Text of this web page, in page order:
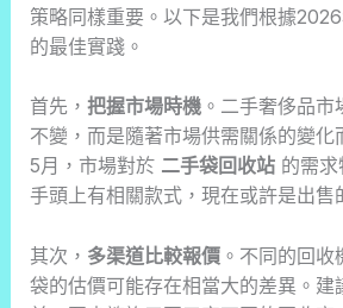
策略同樣重要。以下是我們根據
的最佳實踐。
首先， 把握市場時機。二手奢侈品市
不變，而是隨著市場供需關係的變
5月，市場對於 二手袋回收站的需求
手頭上有相關款式，現在或許是出售
其次， 多渠道比較報價。不同的回收
袋的估價可能存在相當大的差異。建